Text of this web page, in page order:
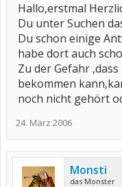
Hallo,erstmal
Du unter Suchen
Du schon einige
habe dort auch
Zu der Gefahr
bekommen
noch nicht gehört
24. März 2006
Monsti
das Monster